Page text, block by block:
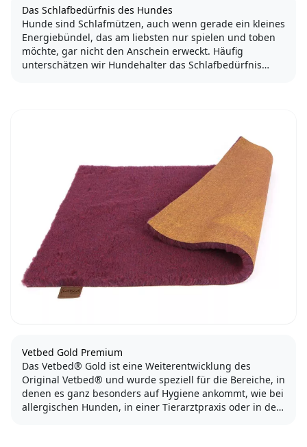
Das Schlafbedürfnis des Hundes
Hunde sind Schlafmützen, auch wenn gerade ein kleines
Energiebündel, das am liebsten nur spielen und toben
möchte, gar nicht den Anschein erweckt. Häufig
unterschätzen wir Hundehalter das Schlafbedürfnis
Vetbed Gold Premium
Das Vetbed® Gold ist eine Weiterentwicklung des
Original Vetbed® und wurde speziell für die Bereiche, in
denen es ganz besonders auf Hygiene ankommt, wie bei
allergischen Hunden, in einer Tierarztpraxis oder in der